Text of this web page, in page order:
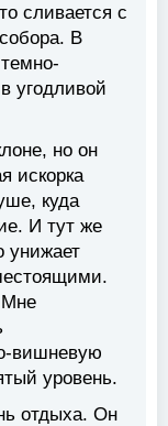
сливается с
В
угодливой
но он
искорка
куда
И тут же
унижает
вишневую
уровень.
отдыха. Он